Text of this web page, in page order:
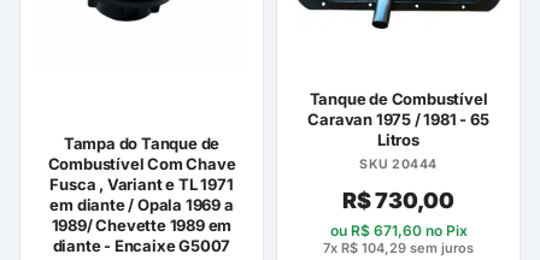
Tampa do Tanque de
Combustível Com Chave
Fusca , Variant e TL 1971
em diante / Opala 1969 a
1989/ Chevette 1989 em
diante - Encaixe G5007
Tanque de Combustível
Caravan 1975 / 1981 - 65
Litros
SKU 20444
R$730,00
ou R$671,60no Pix
7x R$ 104,29 sem juros